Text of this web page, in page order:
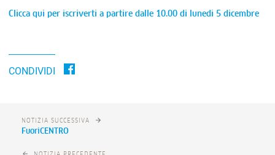
Clicca qui per iscriverti a partire dalle 10.00 di lunedì 5 dicembre
CONDIVIDI
NOTIZIA SUCCESSIVA
FuoriCENTRO